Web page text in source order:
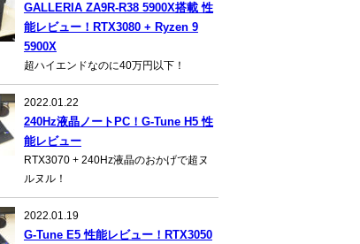
GALLERIA ZA9R-R38 5900X搭載 性
能レビュー！RTX3080 + Ryzen 9
5900X
超ハイエンドなのに40万円以下！
2022.01.22
240Hz液晶ノートPC！G-Tune H5 性
能レビュー
RTX3070 + 240Hz液晶のおかげで超ヌ
ルヌル！
2022.01.19
G-Tune E5 性能レビュー！RTX3050